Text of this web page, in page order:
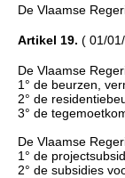
De Vlaamse
Artikel 19. ( 01/
De Vlaamse
1° de beurzen,
2° de
3° de
De Vlaamse
1° de
2° de subsidies